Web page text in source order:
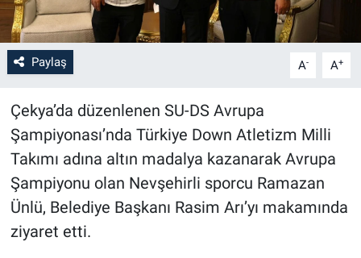
Paylaş A- A+
Çekya’da düzenlenen SU-DS Avrupa
Şampiyonası’nda Türkiye Down Atletizm Milli
Takımı adına altın madalya kazanarak Avrupa
Şampiyonu olan Nevşehirli sporcu Ramazan
Ünlü, Belediye Başkanı Rasim Arı’yı makamında
ziyaret etti.
Medya
Bilim-Tek
Teknoloji
Röportaj
Kayseri
Niğde